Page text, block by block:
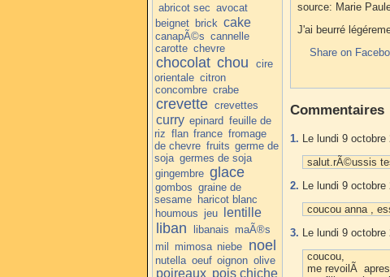
abricot sec avocat
beignet brick cake
canapÃ©s cannelle
carotte chevre
chocolat chou
cire
orientale citron
concombre crabe
crevette crevettes
curry epinard feuille de
riz flan france fromage
de chevre fruits germe de
soja germes de soja
gingembre glace
gombos graine de
sesame haricot blanc
houmous jeu lentille
liban libanais maÃ®s
mil mimosa niebe noel
nutella oeuf oignon olive
poireaux pois chiche
source: Marie
J'ai beurré
Share on
Commentaires
1. Le lundi 9
salut.rÃ©ussis
2. Le lundi 9
coucou anna ,
3. Le lundi 9
coucou,
me revoilÃ